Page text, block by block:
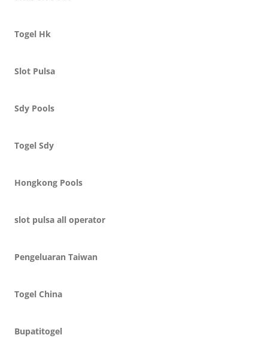
Togel Hk
Slot Pulsa
Sdy Pools
Togel Sdy
Hongkong Pools
slot pulsa all operator
Pengeluaran Taiwan
Togel China
Bupatitogel